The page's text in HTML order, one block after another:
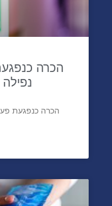
הכרה
הכרה כנפגעת